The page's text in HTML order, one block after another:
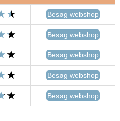
Besøg webshop
Besøg webshop
Besøg webshop
Besøg webshop
Besøg webshop